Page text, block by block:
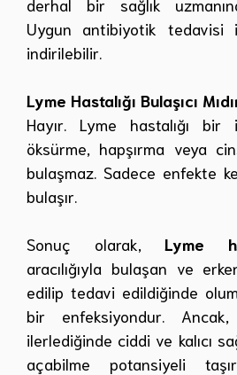
Uygun antibiyotik
indirilebilir.
Lyme Hastalığı Bulaşıcı
Hayır. Lyme hastalığı bir
öksürme, hapşırma veya
bulaşmaz. Sadece enfekte
bulaşır.
Sonuç olarak, Lyme
aracılığıyla bulaşan ve
edilip tedavi edildiğinde
bir enfeksiyondur.
ilerlediğinde ciddi ve kalıcı
açabilme potansiyeli